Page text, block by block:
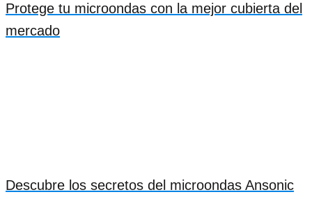
Protege tu microondas con la mejor cubierta del
mercado
Descubre los secretos del microondas Ansonic